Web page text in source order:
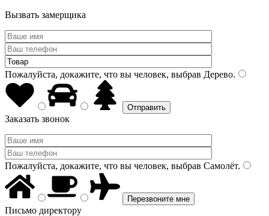
Вызвать замерщика
Пожалуйста, докажите, что вы человек, выбрав Дерево.
Заказать звонок
Пожалуйста, докажите, что вы человек, выбрав Самолёт.
Письмо директору